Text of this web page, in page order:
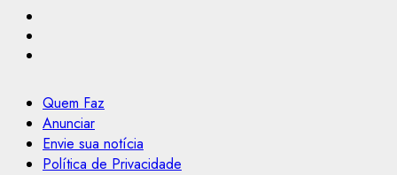
Quem Faz
Anunciar
Envie sua notícia
Política de Privacidade